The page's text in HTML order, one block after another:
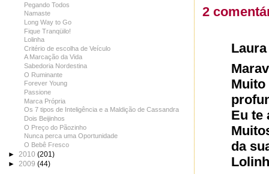
2
Laura
Eu te
da
Pegando Todos
Namaste
Long Way to Go
Fique Tranqüilo!
Lolinha
Critério de escolha de Veículo
A Marcação da Vida
Sabedoria Nordestina
O Ruminante
Forever Young
Passione
Marca Própria
Os 7 tipos de Inteligência e a Maldição de Cassandra
Dois Beijinhos
O Preço do Pãozinho
Nunca perca uma Oportunidade
O Bebê Fresco
► 2010 (201)
► 2009 (44)